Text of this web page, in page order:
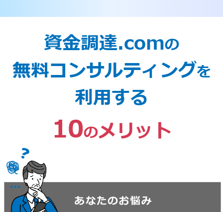
資金調達.comの
無料コンサルティングを
利用する
10のメリット